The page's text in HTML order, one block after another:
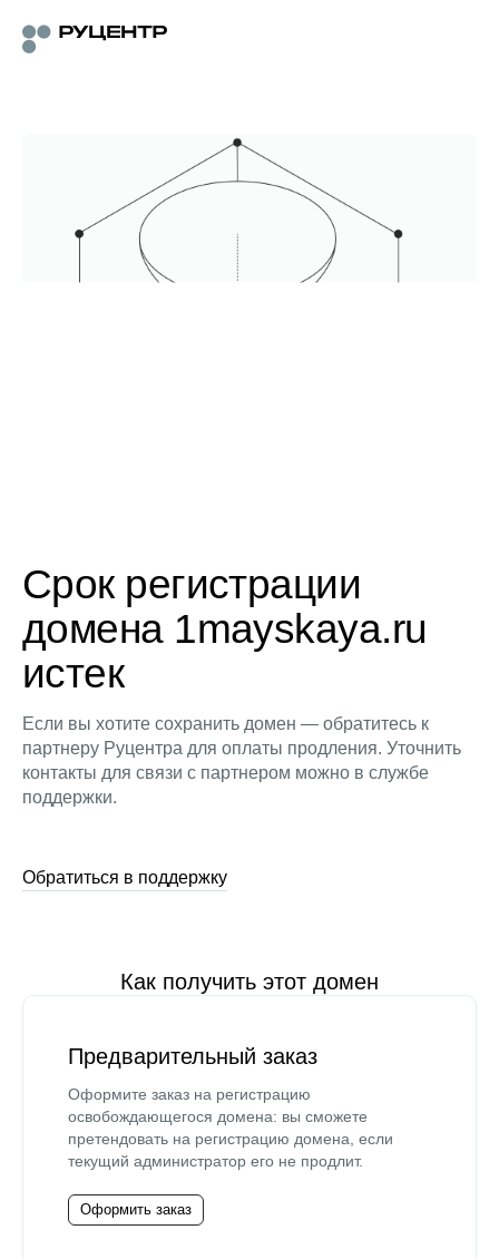
Срок регистрации
домена 1mayskaya.ru
истек
Если вы хотите сохранить домен — обратитесь к
партнеру Руцентра для оплаты продления. Уточнить
контакты для связи с партнером можно в службе
поддержки.
Обратиться в поддержку
Как получить этот домен
Предварительный заказ
Оформите заказ на регистрацию
освобождающегося домена: вы сможете
претендовать на регистрацию домена, если
текущий администратор его не продлит.
Оформить заказ